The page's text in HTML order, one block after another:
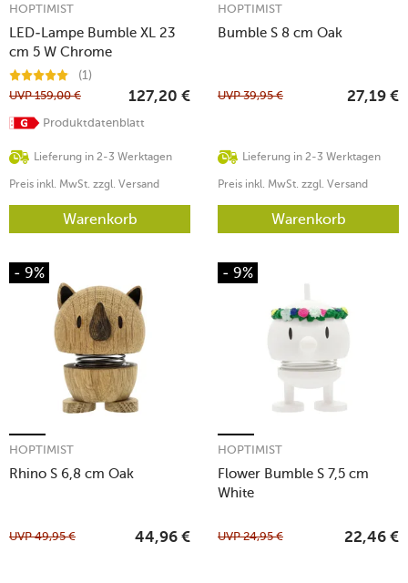
LED-Lampe Bumble XL 23
cm 5 W Chrome
HOPTIMIST
(1)
Lieferung in 2-3 Werktagen
UVP159,00 € 127,20 €
Preis inkl. MwSt. zzgl. Versand
Produktdatenblatt
Warenkorb
Bumble S 8 cm Oak
HOPTIMIST
Lieferung in 2-3 Werktagen
UVP39,95 € 27,19 €
Preis inkl. MwSt. zzgl. Versand
Warenkorb
- 9%
Rhino S 6,8 cm Oak
HOPTIMIST
UVP49,95 € 44,96 €
- 9%
Flower Bumble S 7,5 cm
White
HOPTIMIST
UVP24,95 € 22,46 €